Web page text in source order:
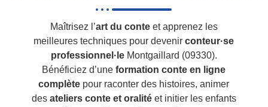
Maîtrisez l’art du conteet apprenez les
meilleures techniques pour devenirconteur·se
professionnel·leMontgaillard (09330).
Bénéficiez d’uneformation conte en ligne
complète pour raconter des histoires, animer
des ateliers conte et oralitéet initier les enfants